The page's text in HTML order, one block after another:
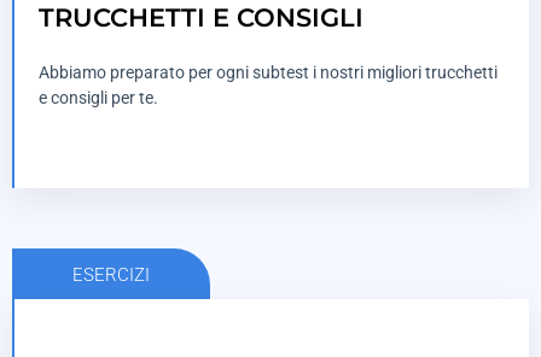
TRUCCHETTI E CONSIGLI
Abbiamo preparato per ogni subtest i nostri migliori trucchetti
e consigli per te.
TRUCCHETTI E CONSIGLI PER OGNI SUBTEST
PAGINA PRINCIPALE
ESERCIZI